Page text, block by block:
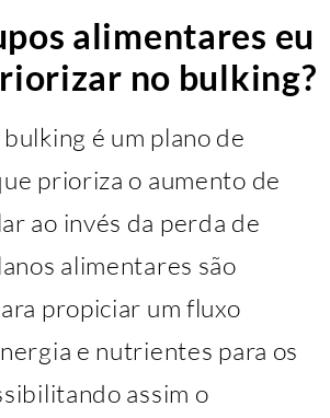
alimentares eu
no bulking?
é um plano de
prioriza o aumento de
ao invés da perda de
alimentares são
propiciar um fluxo
e nutrientes para os
assim o